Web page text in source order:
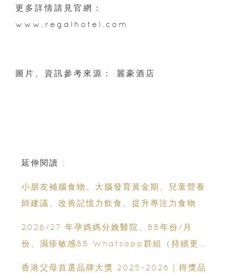
更多詳情請見官網：
www.regalhotel.com
圖片、資訊參考來源： 麗豪酒店
延伸閱讀 :
小朋友補腦食物、大腦發育黃金期、兒童營養
師建議、改善記憶力飲食、提升專注力食物
2026/27 年孕媽媽分娩醫院、BB年份/月
份、濕疹敏感BB Whatsapp群組（持續更
香港父母首選品牌大獎 2025-2026｜得獎品